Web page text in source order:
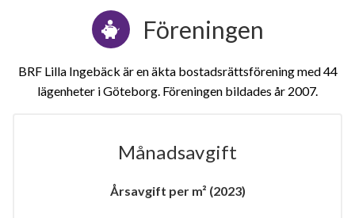
Föreningen
BRF Lilla Ingebäck är en äkta bostadsrättsförening med 44
lägenheter i Göteborg. Föreningen bildades år 2007
Månadsavgift
Årsavgift per m² (2023)